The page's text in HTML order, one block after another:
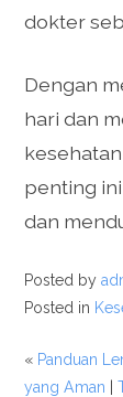
dokter
Dengan
hari dan
penting
dan
Posted by
Posted in
« Panduan
yang Aman |